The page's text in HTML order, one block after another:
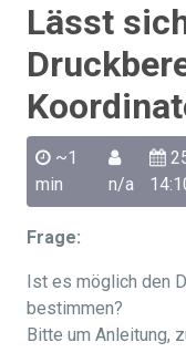
Lässt
~1
min
n/a
Frage:
Ist es möglich den
bestimmen?
Bitte um Anleitung,